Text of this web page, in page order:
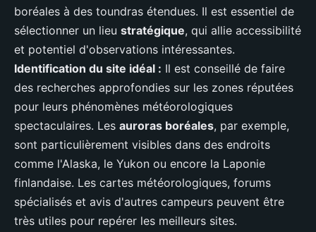
boréales à des toundras étendues. Il est essentiel de
sélectionner un lieu stratégique, qui allie accessibilité
et potentiel d'observations intéressantes.
Identification du site idéal : Il est conseillé de faire
des recherches approfondies sur les zones réputées
pour leurs phénomènes météorologiques
spectaculaires. Les auroras boréales, par exemple,
sont particulièrement visibles dans des endroits
comme l'Alaska, le Yukon ou encore la Laponie
finlandaise. Les cartes météorologiques, forums
spécialisés et avis d'autres campeurs peuvent être
très utiles pour repérer les meilleurs sites.